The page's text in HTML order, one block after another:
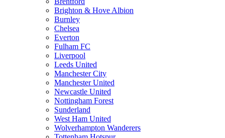
Brighton & Hove Albion
Burnley
Chelsea
Everton
Fulham FC
Liverpool
Leeds United
Manchester City
Manchester United
Newcastle United
Nottingham Forest
Sunderland
West Ham United
Wolverhampton Wanderers